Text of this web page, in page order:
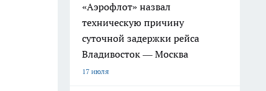
«Аэрофлот» назвал
техническую причину
суточной задержки рейса
Владивосток — Москва
17 июля